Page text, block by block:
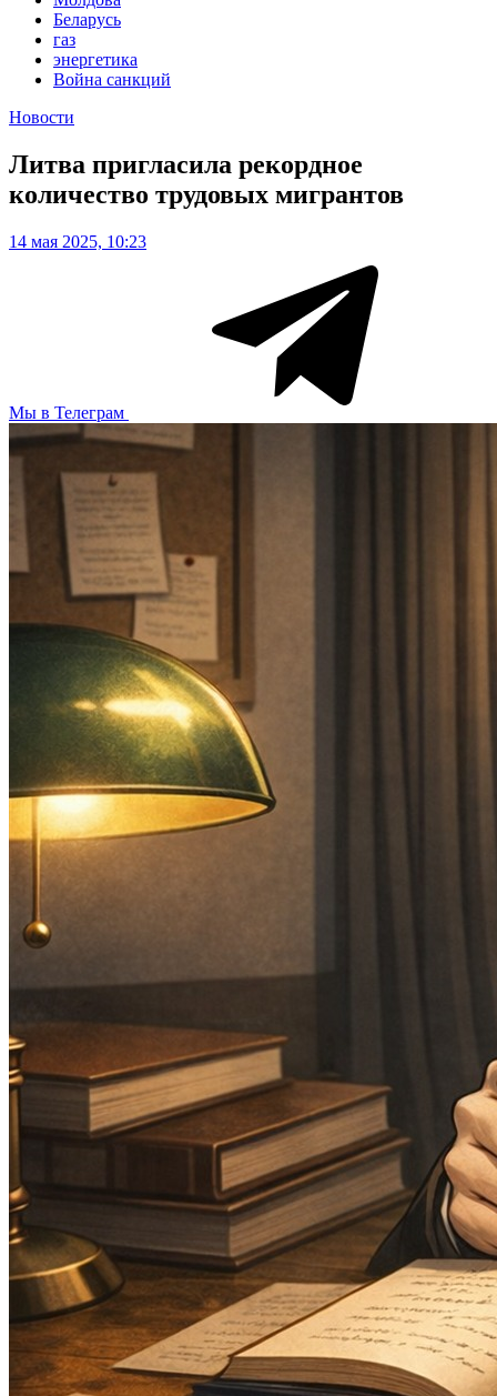
Беларусь
газ
энергетика
Война санкций
Новости
Литва пригласила рекордное
количество трудовых мигрантов
14 мая 2025, 10:23
Мы в Телеграм